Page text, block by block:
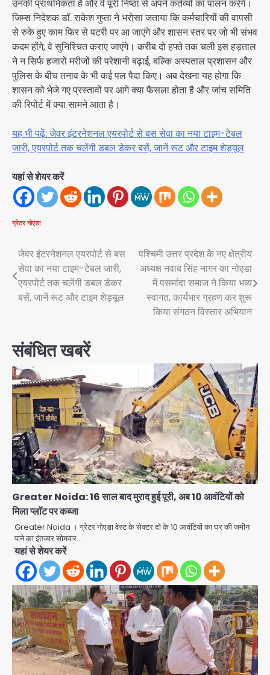
उनकी प्राथमिकता है और वे पूरी निष्ठा से अपने कर्तव्यों का पालन करेंगे।
जिम्स निदेशक डॉ. राकेश गुप्ता ने भरोसा जताया कि कर्मचारियों की वापसी
से रुके हुए काम फिर से पटरी पर आ जाएंगे और शासन स्तर पर जो भी संभव
कदम होंगे, वे सुनिश्चित कराए जाएंगे। करीब दो हफ्ते तक चली इस हड़ताल
ने न सिर्फ हजारों मरीजों की परेशानी बढ़ाई, बल्कि अस्पताल प्रशासन और
पुलिस के बीच तनाव के भी कई पल पैदा किए। अब देखना यह होगा कि
शासन को भेजे गए प्रस्तावों पर आगे क्या फैसला होता है और जांच समिति
की रिपोर्ट में क्या सामने आता है।
यह भी पढ़ें: जेवर इंटरनेशनल एयरपोर्ट से बस सेवा का नया टाइम-टेबल
जारी, एयरपोर्ट तक चलेंगी डबल डेकर बसें, जानें रूट और टाइम शेड्यूल
यहां से शेयर करें
ग्रेटर नोएडा
Post
navigation
जेवर इंटरनेशनल एयरपोर्ट से बस
सेवा का नया टाइम-टेबल जारी,
एयरपोर्ट तक चलेंगी डबल डेकर
बसें, जानें रूट और टाइम शेड्यूल
पश्चिमी उत्तर प्रदेश के नए क्षेत्रीय
अध्यक्ष नवाब सिंह नागर का नोएडा
में पसमांदा समाज ने किया भव्य
स्वागत, कार्यभार ग्रहण कर शुरू
किया संगठन विस्तार अभियान
संबंधित खबरें
Greater Noida: 16 साल बाद मुराद हुई पूरी, अब 10 आवंटियों को
मिला प्लाॅट पर कब्जा
Greater Noida । ग्रेटर नोएडा वेस्ट के सेक्टर दो के 10 आवंटियों का घर की जमीन
पाने का इंतजार सोमवार…
यहां से शेयर करें
2
एंटी-बर्गलरी सेल की बड़ी कामयाबी, चोरी के
माल की खरीद-फरोख्त करने वाले गिरोह का
भंडाफोड़
Team JHJ